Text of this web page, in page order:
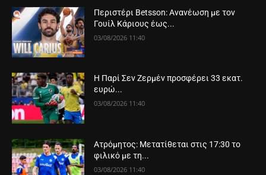
Περιστέρι Betsson: Ανανέωση με τον
Γουίλ Κάριους έως...
03/08/2026 11:40
Η Παρί Σεν Ζερμέν προσφέρει 33 εκατ.
ευρώ...
03/08/2026 11:40
Ατρόμητος: Μετατίθεται στις 17:30 το
φιλικό με τη...
03/08/2026 11:40